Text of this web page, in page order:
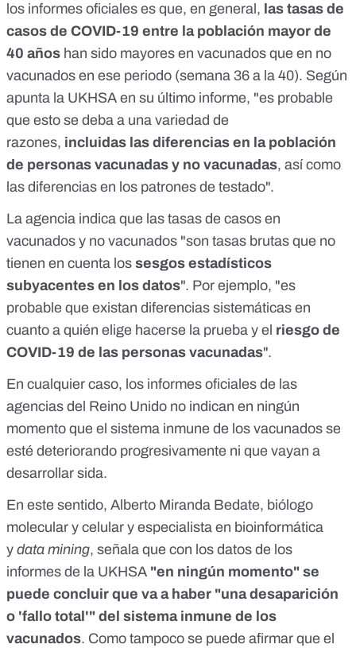
los informes oficiales es que, en general, las tasas de
casos de COVID-19 entre la población mayor de
40 años han sido mayores en vacunados que en no
vacunados en ese periodo (semana 36 a la 40). Según
apunta la UKHSA en su último informe, "es probable
que esto se deba a una variedad de
razones, incluidas las diferencias en la población
de personas vacunadas y no vacunadas, así como
las diferencias en los patrones de testado".
La agencia indica que las tasas de casos en
vacunados y no vacunados "son tasas brutas que no
tienen en cuenta los sesgos estadísticos
subyacentes en los datos". Por ejemplo, "es
probable que existan diferencias sistemáticas en
cuanto a quién elige hacerse la prueba y el riesgo de
COVID-19 de las personas vacunadas".
En cualquier caso, los informes oficiales de las
agencias del Reino Unido no indican en ningún
momento que el sistema inmune de los vacunados se
esté deteriorando progresivamente ni que vayan a
desarrollar sida.
En este sentido, Alberto Miranda Bedate, biólogo
molecular y celular y especialista en bioinformática
y data mining, señala que con los datos de los
informes de la UKHSA "en ningún momento" se
puede concluir que va a haber "una desaparición
o 'fallo total'" del sistema inmune de los
vacunados. Como tampoco se puede afirmar que el